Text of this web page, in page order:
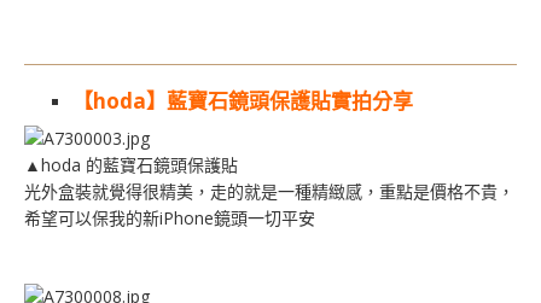
【hoda】藍寶石鏡頭保護貼實拍分享
▲hoda 的藍寶石鏡頭保護貼
光外盒裝就覺得很精美，走的就是一種精緻感，重點是價格不貴，
希望可以保我的新iPhone鏡頭一切平安